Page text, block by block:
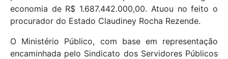
economia de R$ 1.687.442.000,00. Atuou no feito o
procurador do Estado Claudiney Rocha Rezende.
O Ministério Público, com base em representação
encaminhada pelo Sindicato dos Servidores Públicos